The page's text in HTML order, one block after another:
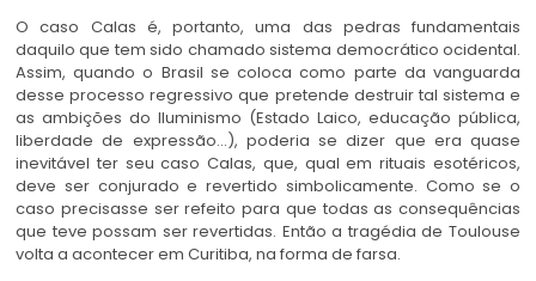
O caso Calas é, portanto, uma das pedras fundamentais
daquilo que tem sido chamado sistema democrático ocidental.
Assim, quando o Brasil se coloca como parte da vanguarda
desse processo regressivo que pretende destruir tal sistema e
as ambições do Iluminismo (Estado Laico, educação pública,
liberdade de expressão…), poderia se dizer que era quase
inevitável ter seu caso Calas, que, qual em rituais esotéricos,
deve ser conjurado e revertido simbolicamente. Como se o
caso precisasse ser refeito para que todas as consequências
que teve possam ser revertidas. Então a tragédia de Toulouse
volta a acontecer em Curitiba, na forma de farsa.